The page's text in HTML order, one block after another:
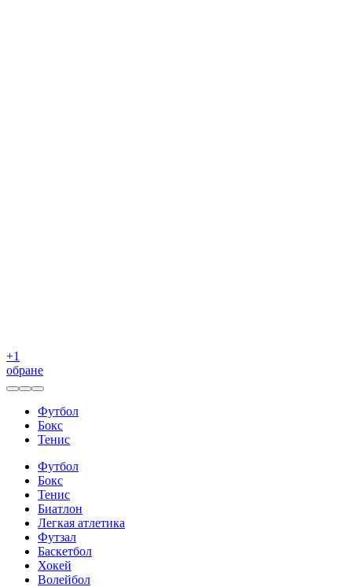
+1
обране
Футбол
Бокс
Тенис
Футбол
Бокс
Тенис
Биатлон
Легкая атлетика
Футзал
Баскетбол
Хокей
Волейбол